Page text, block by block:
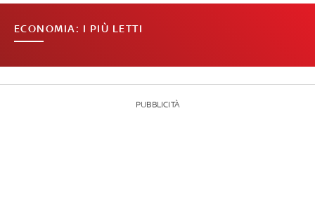
ECONOMIA: I PIÙ LETTI
PUBBLICITÀ